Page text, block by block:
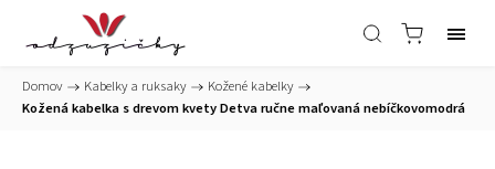
Domov / Kabelky a ruksaky / Kožené kabelky /
Kožená kabelka s drevom kvety Detva ručne maľovaná nebíčkovomodrá